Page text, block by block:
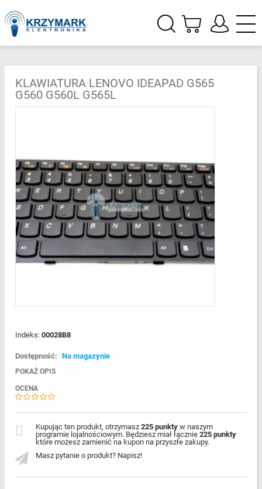
KLAWIATURA LENOVO IDEAPAD G565
G560 G560L G565L
Indeks: 00028B8
Dostępność: Na magazynie
POKAŻ OPIS
OCENA
Masz pytanie o produkt? Napisz!
Kupując ten produkt, otrzymasz 225 punkty w naszym
programie lojalnościowym. Będziesz miał łącznie 225 punkty
które możesz zamienić na kupon na przyszłe zakupy.